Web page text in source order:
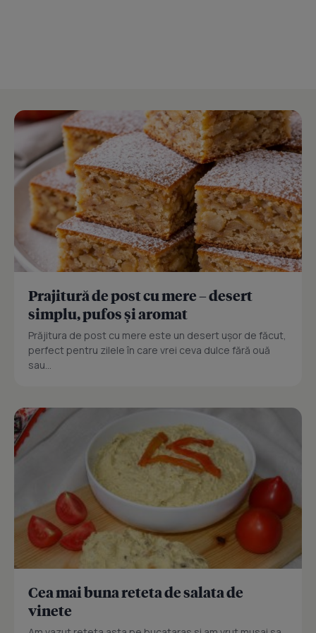
Prajitură de post cu mere – desert
simplu, pufos și aromat
Prăjitura de post cu mere este un desert ușor de făcut,
perfect pentru zilele în care vrei ceva dulce fără ouă
sau...
Cea mai buna reteta de salata de
vinete